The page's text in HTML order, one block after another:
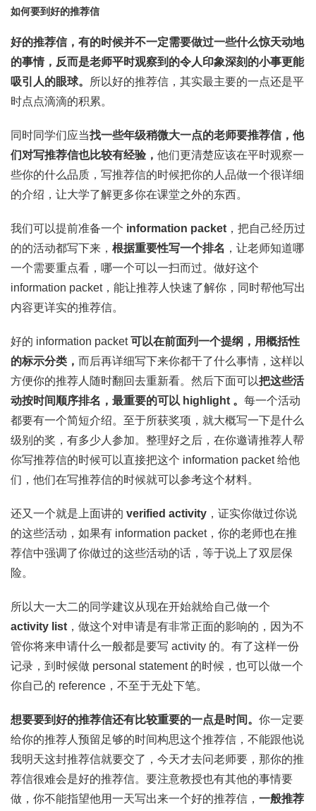
如何要到好的推荐信
好的推荐信，有的时候并不一定需要做过一些什么惊天动地
的事情，反而是老师平时观察到的令人印象深刻的小事更能
吸引人的眼球。
所以好的推荐信，其实最主要的一点还是平
时点点滴滴的积累。
同时同学们应当找一些年级稍微大一点的老师要推荐信，他
们对写推荐信也比较有经验， 他们更清楚应该在平时观察一
些你的什么品质，写推荐信的时候把你的人品做一个很详细
的介绍，让大学了解更多你在课堂之外的东西。
我们可以提前准备一个 information packet ，把自己经历过
的的活动都写下来， 根据重要性写一个排名 ，让老师知道哪
一个需要重点看，哪一个可以一扫而过。做好这个
information packet，能让推荐人快速了解你，同时帮他写出
内容更详实的推荐信。
好的 information packet可以在前面列一个提纲，用概括性
的标示分类， 而后再详细写下来你都干了什么事情，这样以
方便你的推荐人随时翻回去重新看。然后下面可以把这些活
动按时间顺序排名，最重要的可以 highlight 。 每一个活动
都要有一个简短介绍。至于所获奖项，就大概写一下是什么
级别的奖，有多少人参加。整理好之后，在你邀请推荐人帮
你写推荐信的时候可以直接把这个 information packet 给他
们，他们在写推荐信的时候就可以参考这个材料。
还又一个就是上面讲的 verified activity ，证实你做过你说
的这些活动，如果有 information packet，你的老师也在推
荐信中强调了你做过的这些活动的话，等于说上了双层保
险。
所以大一大二的同学建议从现在开始就给自己做一个
activity list ，做这个对申请是有非常正面的影响的，因为不
管你将来申请什么一般都是要写 activity 的。有了这样一份
记录，到时候做 personal statement 的时候，也可以做一个
你自己的 reference，不至于无处下笔。
想要要到好的推荐信还有比较重要的一点是时间。 你一定要
给你的推荐人预留足够的时间构思这个推荐信，不能跟他说
我明天这封推荐信就要交了，今天才去问老师要，那你的推
荐信很难会是好的推荐信。要注意教授也有其他的事情要
做，你不能指望他用一天写出来一个好的推荐信， 一般推荐